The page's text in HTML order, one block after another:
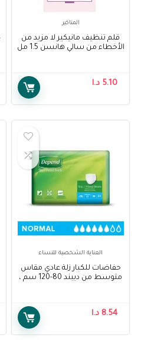
المناكير
قلم تنظيف مانيكير لا مزيد من
الأخطاء من سالي هانسن 1.5 مل
5.10 د.ا
العناية الشخصية للنساء
حفاضات للكبار زلة عادي مقاس
متوسط من ديبند 80-120 سم ،
8.54 د.ا